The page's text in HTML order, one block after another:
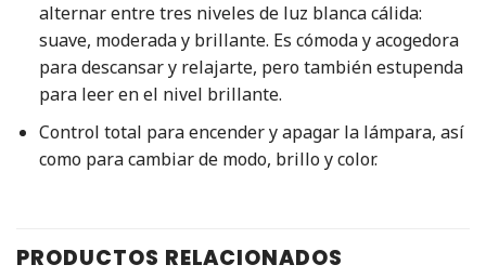
alternar entre tres niveles de luz blanca cálida:
suave, moderada y brillante. Es cómoda y acogedora
para descansar y relajarte, pero también estupenda
para leer en el nivel brillante.
Control total para encender y apagar la lámpara, así
como para cambiar de modo, brillo y color.
PRODUCTOS RELACIONADOS